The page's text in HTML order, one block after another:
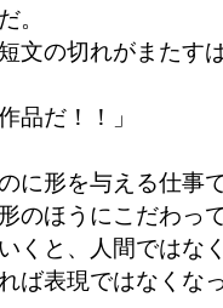
。
文の切れがまたす
品だ！！」
に形を与える仕事
のほうにこだわっ
くと、人間ではな
ば表現ではなくな